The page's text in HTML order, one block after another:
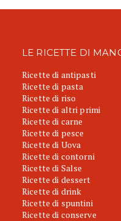
LE RICETTE DI
Ricette di antipasti
Ricette di pasta
Ricette di riso
Ricette di altri primi
Ricette di carne
Ricette di pesce
Ricette di Uova
Ricette di contorni
Ricette di Salse
Ricette di dessert
Ricette di drink
Ricette di spuntini
Ricette di conserve